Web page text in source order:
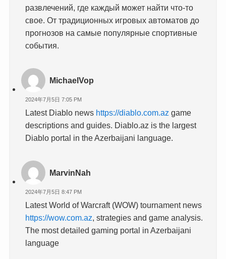
развлечений, где каждый может найти что-то
свое. От традиционных игровых автоматов до
прогнозов на самые популярные спортивные
события.
MichaelVop
2024年7月5日 7:05 PM
Latest Diablo news https://diablo.com.az game
descriptions and guides. Diablo.az is the largest
Diablo portal in the Azerbaijani language.
MarvinNah
2024年7月5日 8:47 PM
Latest World of Warcraft (WOW) tournament news
https://wow.com.az, strategies and game analysis.
The most detailed gaming portal in Azerbaijani
language